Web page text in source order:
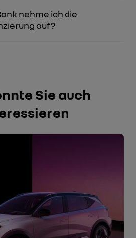
nehme ich die
auf?
Sie auch